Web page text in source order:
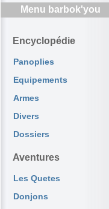
Menu barbok'you
Encyclopédie
Panoplies
Equipements
Armes
Divers
Dossiers
Aventures
Les Quetes
Donjons